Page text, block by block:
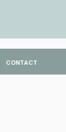
CONTACT